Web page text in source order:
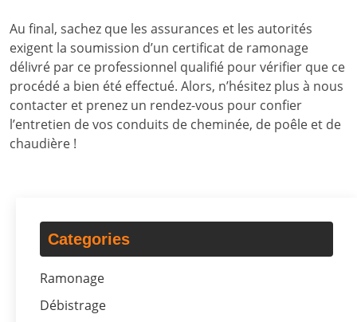
Au final, sachez que les assurances et les autorités
exigent la soumission d’un certificat de ramonage
délivré par ce professionnel qualifié pour vérifier que ce
procédé a bien été effectué. Alors, n’hésitez plus à nous
contacter et prenez un rendez-vous pour confier
l’entretien de vos conduits de cheminée, de poêle et de
chaudière !
Categories
Ramonage
Débistrage